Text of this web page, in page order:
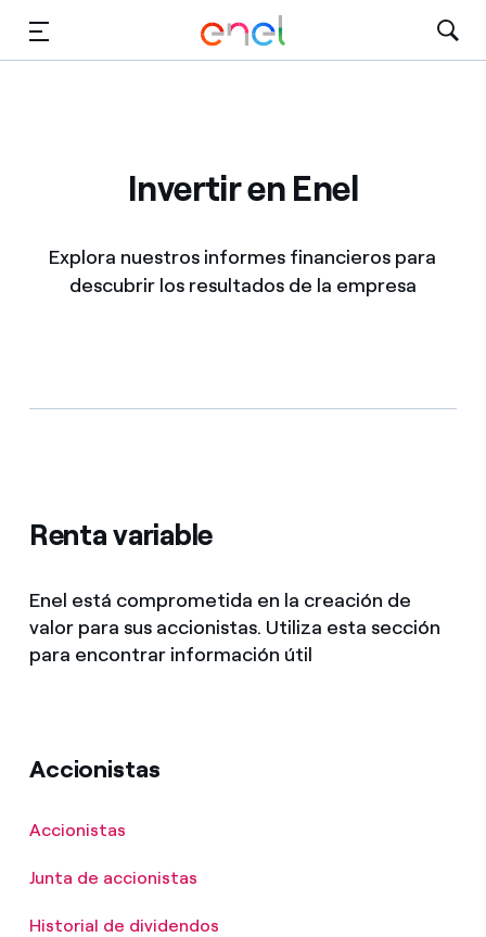
Invertir en Enel
Explora nuestros informes financieros para
descubrir los resultados de la empresa
Renta variable
Enel está comprometida en la creación de
valor para sus accionistas. Utiliza esta sección
para encontrar información útil
Accionistas
Accionistas
Junta de accionistas
Historial de dividendos